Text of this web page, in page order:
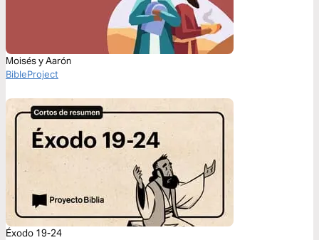
Moisés y Aarón
BibleProject
Éxodo 19-24